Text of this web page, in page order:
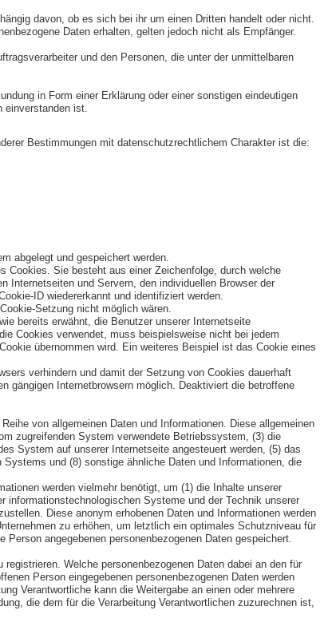
davon, ob es sich bei ihr um einen Dritten handelt oder nicht.
Daten erhalten, gelten jedoch nicht als Empfänger.
und den Personen, die unter der unmittelbaren
in Form einer Erklärung oder einer sonstigen eindeutigen
einverstanden ist.
Bestimmungen mit datenschutzrechtlichem Charakter ist die:
abgelegt und gespeichert werden.
Cookies. Sie besteht aus einer Zeichenfolge, durch welche
Internetseiten und Servern, den individuellen Browser der
ID wiedererkannt und identifiziert werden.
Setzung nicht möglich wären.
bereits erwähnt, die Benutzer unserer Internetseite
Cookies verwendet, muss beispielsweise nicht bei jedem
übernommen wird. Ein weiteres Beispiel ist das Cookie eines
verhindern und damit der Setzung von Cookies dauerhaft
gängigen Internetbrowsern möglich. Deaktiviert die betroffene
von allgemeinen Daten und Informationen. Diese allgemeinen
zugreifenden System verwendete Betriebssystem, (3) die
System auf unserer Internetseite angesteuert werden, (5) das
und (8) sonstige ähnliche Daten und Informationen, die
werden vielmehr benötigt, um (1) die Inhalte unserer
informationstechnologischen Systeme und der Technik unserer
Diese anonym erhobenen Daten und Informationen werden
zu erhöhen, um letztlich ein optimales Schutzniveau für
angegebenen personenbezogenen Daten gespeichert.
Welche personenbezogenen Daten dabei an den für
Person eingegebenen personenbezogenen Daten werden
Verantwortliche kann die Weitergabe an einen oder mehrere
die dem für die Verarbeitung Verantwortlichen zuzurechnen ist,